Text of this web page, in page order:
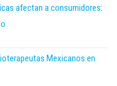
afectan a consumidores:
Mexicanos en